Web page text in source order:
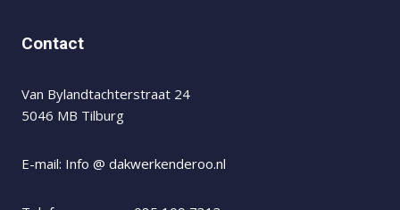
Contact
Van Bylandtachterstraat 24
5046 MB Tilburg
E-mail: Info @ dakwerkenderoo.nl